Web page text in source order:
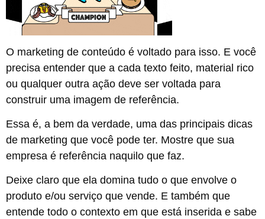
O marketing de conteúdo é voltado para isso. E você
precisa entender que a cada texto feito, material rico
ou qualquer outra ação deve ser voltada para
construir uma imagem de referência.
Essa é, a bem da verdade, uma das principais dicas
de marketing que você pode ter. Mostre que sua
empresa é referência naquilo que faz.
Deixe claro que ela domina tudo o que envolve o
produto e/ou serviço que vende. E também que
entende todo o contexto em que está inserida e sabe